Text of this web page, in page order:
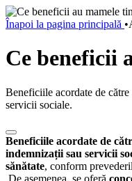
Înapoi la pagina principală •
Ce beneficii
Beneficiile acordate de
servicii sociale.
Beneficiile acordate de
indemnizații sau servicii
sănătate, conform
De asemenea, se oferă